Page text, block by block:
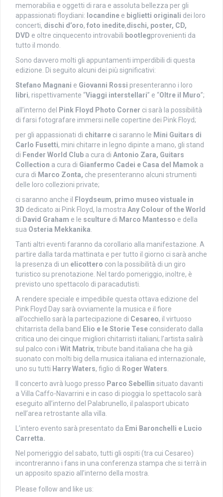
memorabilia e oggetti di rara e assoluta bellezza per gli
appassionati floydiani: locandine e biglietti originali dei loro
concerti, dischi d’oro, foto inedite,dischi, poster, CD,
DVD e oltre cinquecento introvabili bootlegprovenienti da
tutto il mondo.
Sono davvero molti gli appuntamenti imperdibili di questa
edizione. Di seguito alcuni dei più significativi:
Stefano Magnani e Giovanni Rossi presenteranno i loro
libri, rispettivamente “Viaggi interstellari” e “Oltre il Muro”;
all’interno del
Pink Floyd Photo Corner ci sarà la possibilità
di farsi fotografare immersi nelle copertine dei Pink Floyd;
per gli appassionati di chitarre ci saranno le Mini Guitars di
Carlo Fusetti, mini chitarre in legno dipinte a mano, gli stand
di Fender World Club a cura di Antonio Zara, Guitars
Collection a cura di Gianfermo Cadei e Casa del Mamok a
cura di Marco Zonta, che presenteranno alcuni strumenti
delle loro collezioni private;
ci saranno anche il
Floydseum, primo museo vistuale in
3D dedicato ai Pink Floyd, la mostra Any Colour of the World
di David Graham e le sculture di Marco Mantesso e della
sua Osteria Mekkanika
Tanti altri eventi faranno da corollario alla manifestazione. A
partire dalla tarda mattinata e per tutto il giorno ci sarà anche
la presenza di un elicottero con la possibilità di un giro
turistico su prenotazione. Nel tardo pomeriggio, inoltre, è
previsto uno spettacolo di paracadutisti.
A rendere speciale e impedibile questa ottava edizione del
Pink Floyd Day sarà ovviamente la musica e il fiore
all’occhiello sarà la partecipazione di Cesareo, il virtuoso
chitarrista della band Elio e le Storie Tese considerato dalla
critica uno dei cinque migliori chitarristi italiani; l’artista salirà
sul palco con i Wit Matrix, tribute band italiana che ha già
suonato con molti big della musica italiana ed internazionale,
uno su tutti Harry Waters, figlio di Roger Waters
Il concerto avrà luogo presso Parco Sebellin situato davanti
a Villa Caffo-Navarrini e in caso di pioggia lo spettacolo sarà
eseguito all’interno del Palabrunello, il palasport ubicato
nell’area retrostante alla villa.
L’intero evento sarà presentato da Emi Baronchelli e Lucio
Carretta.
Nel pomeriggio del sabato, tutti gli ospiti (tra cui Cesareo)
incontreranno i fans in una conferenza stampa che si terrà in
un apposito spazio all’interno della mostra.
Please follow and like us: